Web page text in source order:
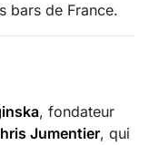
bars de France.
, fondateur
Jumentier, qui